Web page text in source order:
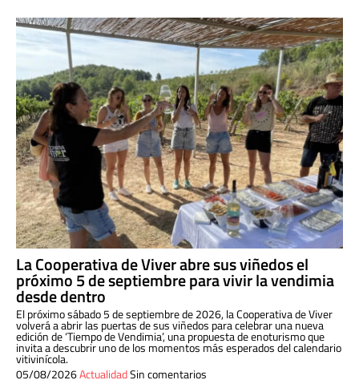
La Cooperativa de Viver abre sus viñedos el
próximo 5 de septiembre para vivir la vendimia
desde dentro
El próximo sábado 5 de septiembre de 2026, la Cooperativa de Viver
volverá a abrir las puertas de sus viñedos para celebrar una nueva
edición de ‘Tiempo de Vendimia’, una propuesta de enoturismo que
invita a descubrir uno de los momentos más esperados del calendario
vitivinícola.
05/08/2026ActualidadSin comentarios